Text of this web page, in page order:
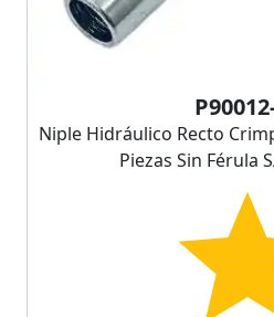
Niple Hidráulico Recto
Piezas Sin Férula